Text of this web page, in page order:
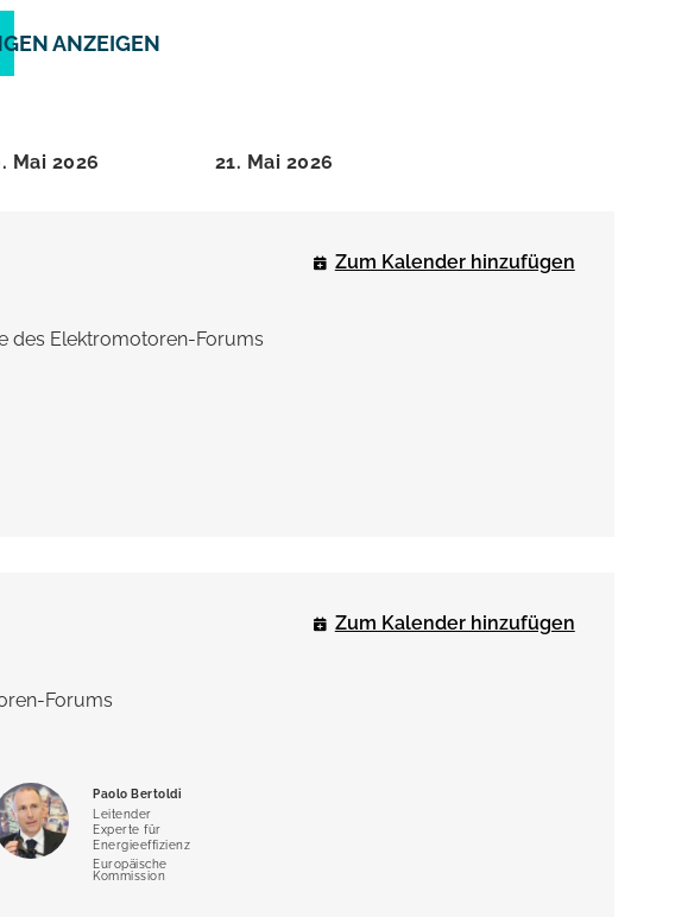
ANZEIGEN
Mai 2026 21. Mai 2026
des Elektromotoren-Forums
Zum Kalender hinzufügen
Forums
Zum Kalender hinzufügen
Paolo Bertoldi
Leitender
Experte für
Energieeffizienz
Europäische
Kommission